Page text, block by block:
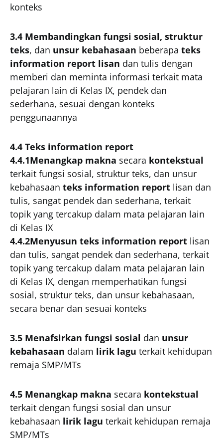
konteks
3.4 Membandingkan fungsi sosial, struktur
teks, dan unsur kebahasaan beberapa teks
information report lisan dan tulis dengan
memberi dan meminta informasi terkait mata
pelajaran lain di Kelas IX, pendek dan
sederhana, sesuai dengan konteks
penggunaannya
4.4 Teks information report
4.4.1Menangkap makna secara kontekstual
terkait fungsi sosial, struktur teks, dan unsur
kebahasaan teks information report lisan dan
tulis, sangat pendek dan sederhana, terkait
topik yang tercakup dalam mata pelajaran lain
di Kelas IX
4.4.2Menyusun teks information report lisan
dan tulis, sangat pendek dan sederhana, terkait
topik yang tercakup dalam mata pelajaran lain
di Kelas IX, dengan memperhatikan fungsi
sosial, struktur teks, dan unsur kebahasaan,
secara benar dan sesuai konteks
3.5 Menafsirkan fungsi sosial dan unsur
kebahasaan dalam lirik lagu terkait kehidupan
remaja SMP/MTs
4.5 Menangkap makna secara kontekstual
terkait dengan fungsi sosial dan unsur
kebahasaan lirik lagu terkait kehidupan remaja
SMP/MTs